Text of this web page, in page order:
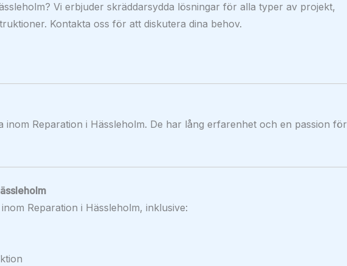
Vi erbjuder skräddarsydda lösningar för alla typer av projekt,
Kontakta oss för att diskutera dina behov.
Reparation i Hässleholm. De har lång erfarenhet och en passion för
Reparation i Hässleholm, inklusive: